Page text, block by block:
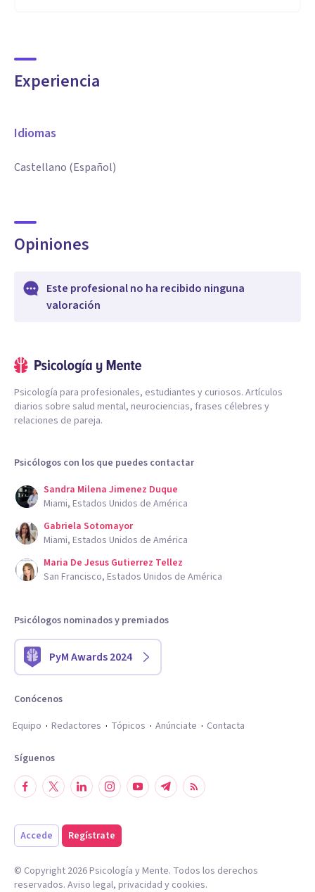
Experiencia
Idiomas
Castellano (Español)
Opiniones
Este profesional no ha recibido ninguna
valoración
Psicología para profesionales, estudiantes y curiosos. Artículos
diarios sobre salud mental, neurociencias, frases célebres y
relaciones de pareja.
Psicólogos con los que puedes contactar
Sandra Milena Jimenez Duque
Miami, Estados Unidos de América
Gabriela Sotomayor
Miami, Estados Unidos de América
Maria De Jesus Gutierrez Tellez
San Francisco, Estados Unidos de América
Psicólogos nominados y premiados
PyM Awards 2024
Conócenos
Equipo
Redactores Tópicos Anúnciate Contacta
Síguenos
Accede Regístrate
© Copyright 2026Psicología y Mente. Todos los derechos
reservados. Aviso legal, privacidad y cookies.